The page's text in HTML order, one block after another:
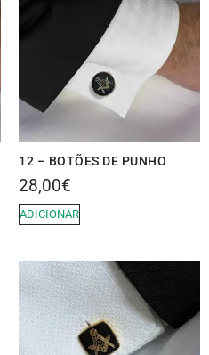
12 – BOTÕES DE PUNHO
28,00€
ADICIONAR